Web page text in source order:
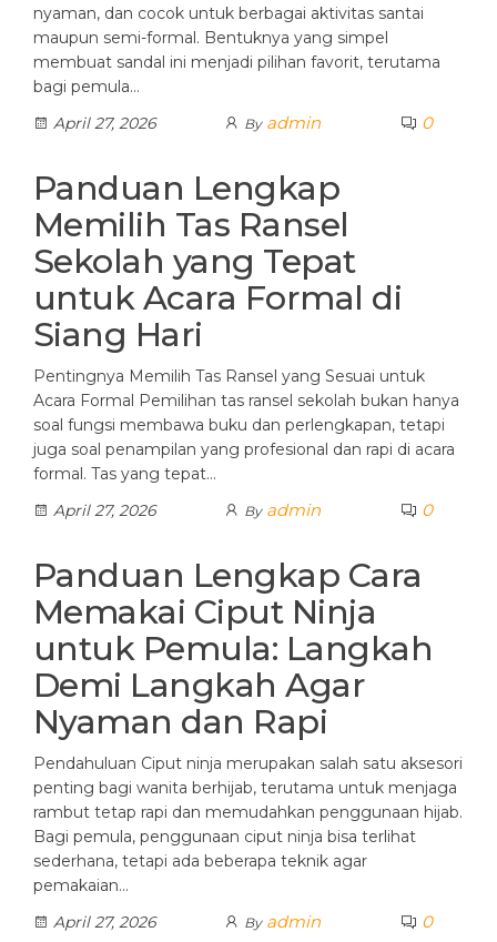
nyaman, dan cocok untuk berbagai aktivitas santai
maupun semi-formal. Bentuknya yang simpel
membuat sandal ini menjadi pilihan favorit, terutama
bagi pemula…
April 27, 2026
By admin 0
Panduan Lengkap
Memilih Tas Ransel
Sekolah yang Tepat
untuk Acara Formal di
Siang Hari
Pentingnya Memilih Tas Ransel yang Sesuai untuk
Acara Formal Pemilihan tas ransel sekolah bukan hanya
soal fungsi membawa buku dan perlengkapan, tetapi
juga soal penampilan yang profesional dan rapi di acara
formal. Tas yang tepat…
April 27, 2026
By admin 0
Panduan Lengkap Cara
Memakai Ciput Ninja
untuk Pemula: Langkah
Demi Langkah Agar
Nyaman dan Rapi
Pendahuluan Ciput ninja merupakan salah satu aksesori
penting bagi wanita berhijab, terutama untuk menjaga
rambut tetap rapi dan memudahkan penggunaan hijab.
Bagi pemula, penggunaan ciput ninja bisa terlihat
sederhana, tetapi ada beberapa teknik agar
pemakaian…
April 27, 2026
By admin 0